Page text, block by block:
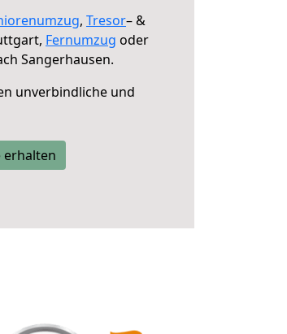
, Tresor– &
Fernumzug oder
Sangerhausen.
unverbindliche und
erhalten